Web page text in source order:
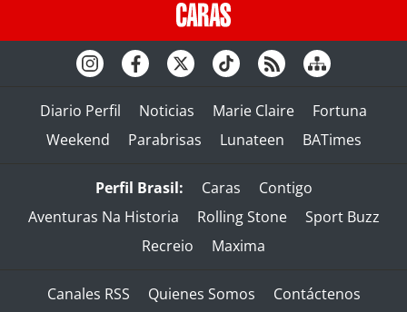
Diario Perfil Noticias Marie Claire
Fortuna
Weekend
Parabrisas Lunateen BATimes
Perfil Brasil: Caras
Contigo
Aventuras Na Historia
Rolling Stone
Sport Buzz
Recreio
Maxima
Canales RSS Quienes Somos
Contáctenos